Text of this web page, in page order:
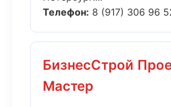
Телефон: 8 (917) 306 96
БизнесСтрой
Мастер